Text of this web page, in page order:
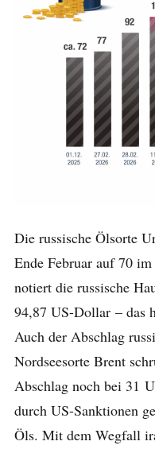
Die russische Ölsorte
Ende Februar auf 70
notiert die russische
94,87 US-Dollar – das
Auch der Abschlag
Nordseesorte Brent
Abschlag noch bei 31
durch US-Sanktionen
Öls. Mit dem Wegfall